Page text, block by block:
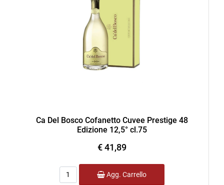
Ca Del Bosco Cofanetto Cuvee Prestige 48
Edizione 12,5° cl.75
€ 41,89
Quantità
Agg. Carrello